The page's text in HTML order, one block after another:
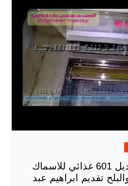
ماكينة فاكيوم موديل 601 غذائي للاسماك
تقديم ابراهيم عبد